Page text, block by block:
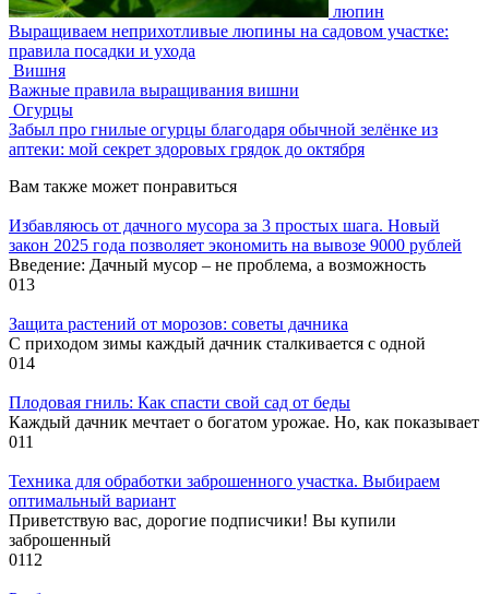
люпин
Выращиваем неприхотливые люпины на садовом участке:
правила посадки и ухода
Вишня
Важные правила выращивания вишни
Огурцы
Забыл про гнилые огурцы благодаря обычной зелёнке из
аптеки: мой секрет здоровых грядок до октября
Вам также может понравиться
Избавляюсь от дачного мусора за 3 простых шага. Новый
закон 2025 года позволяет экономить на вывозе 9000 рублей
Введение: Дачный мусор – не проблема, а возможность
013
Защита растений от морозов: советы дачника
С приходом зимы каждый дачник сталкивается с одной
014
Плодовая гниль: Как спасти свой сад от беды
Каждый дачник мечтает о богатом урожае. Но, как показывает
011
Техника для обработки заброшенного участка. Выбираем
оптимальный вариант
Приветствую вас, дорогие подписчики! Вы купили
заброшенный
0112